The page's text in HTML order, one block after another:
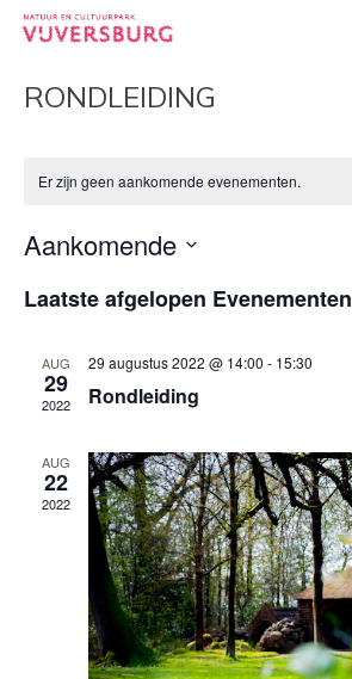
Skip
content
RONDLEIDING
Er zijn geen aankomende evenementen.
Aankomende
een
Laatste afgelopen Evenementen
AUG
29
2022
29 augustus 2022 @ 14:00 - 15:30
Rondleiding
AUG
22
2022